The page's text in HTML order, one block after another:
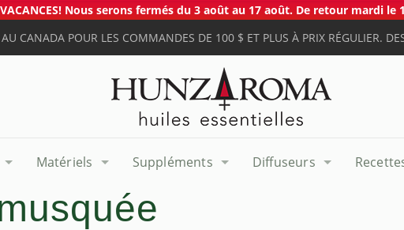
VACANCES! Nous serons fermés du 3 août au 17 août. De retour mardi le
CANADA POUR LES COMMANDES DE 100 $ ET PLUS À PRIX RÉGULIER.
Matériels Suppléments Diffuseurs